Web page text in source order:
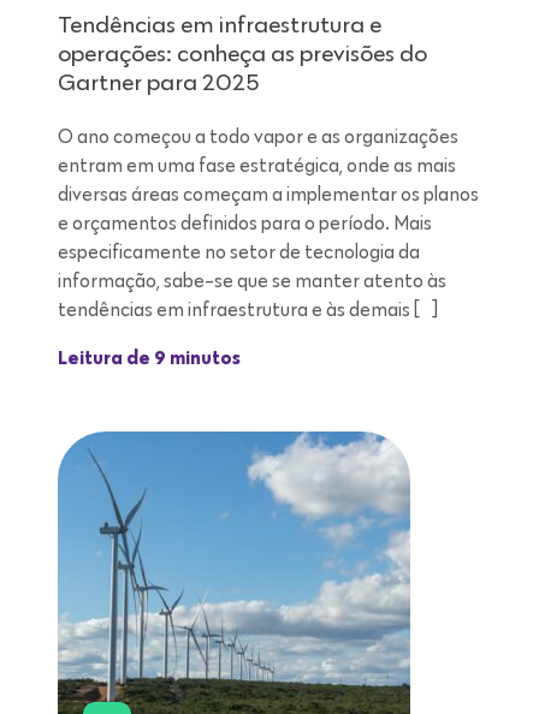
Tendências em infraestrutura e
operações: conheça as previsões do
Gartner para 2025
O ano começou a todo vapor e as organizações
entram em uma fase estratégica, onde as mais
diversas áreas começam a implementar os planos
e orçamentos definidos para o período. Mais
especificamente no setor de tecnologia da
informação, sabe-se que se manter atento às
tendências em infraestrutura e às demais […]
Leitura de 9 minutos